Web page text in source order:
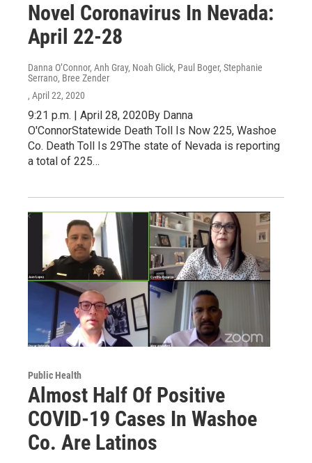
Novel Coronavirus In Nevada:
April 22-28
Danna O’Connor, Anh Gray, Noah Glick, Paul Boger, Stephanie
Serrano, Bree Zender
, April 22, 2020
9:21 p.m. | April 28, 2020By Danna
O'ConnorStatewide Death Toll Is Now 225, Washoe
Co. Death Toll Is 29The state of Nevada is reporting
a total of 225…
Public Health
Almost Half Of Positive
COVID-19 Cases In Washoe
Co. Are Latinos